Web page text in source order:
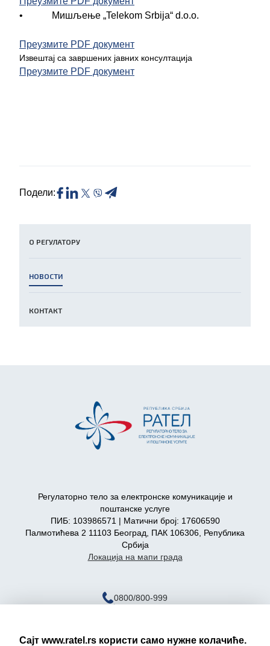
О РЕГУЛАТОРУ
НОВОСТИ
КОНТАКТ
• Мишљење „Telekom Srbija“ d.o.o.
Преузмите PDF документ
Извештај са завршених јавних консултација
Преузмите PDF документ
Подели:
Регулаторно тело за електронске комуникације и
поштанске услуге
ПИБ: 103986571 | Матични број: 17606590
Палмотићева 2 11103 Београд, ПАК 106306, Република
Србија
Локација на мапи града
0800/800-999
Сајт www.ratel.rs користи само нужне колачиће.